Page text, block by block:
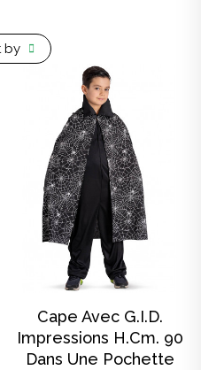
by
Cape Avec G.i.d.
Impressions H.cm. 90
Dans Une Pochette